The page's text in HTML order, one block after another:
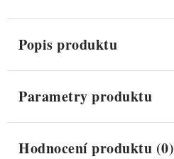
Popis produktu
Parametry produktu
Hodnocení produktu (0)